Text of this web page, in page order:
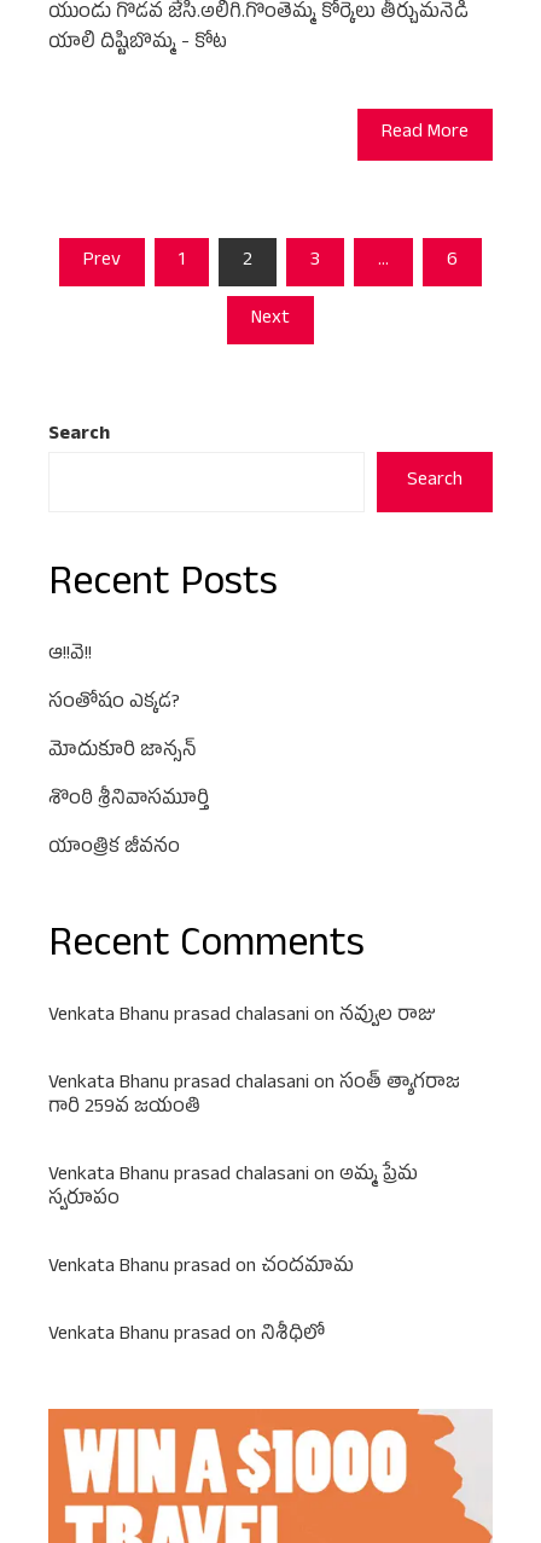
యుండు గొడవ జేసి.అలిగి.గొంతెమ్మ కోర్కెలు తీర్చుమనెడి
యాలి దిష్టిబొమ్మ - కోట
Read More
Posts
pagination
Prev 1 2 3 …
6
Next
Search
Search
Recent Posts
ఆ!!వె!!
సంతోషం ఎక్కడ?
మోదుకూరి జాన్సన్
శొంఠి శ్రీనివాసమూర్తి
యాంత్రిక జీవనం
Recent Comments
Venkata Bhanu prasad chalasani on నవ్వుల రాజు
Venkata Bhanu prasad chalasani on సంత్ త్యాగరాజ
గారి 259వ జయంతి
Venkata Bhanu prasad chalasani on అమ్మ ప్రేమ
స్వరూపం
Venkata Bhanu prasad on చందమామ
Venkata Bhanu prasad on నిశీధిలో